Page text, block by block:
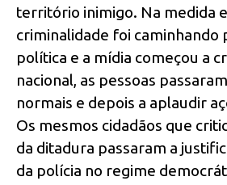
território inimigo. Na medida
criminalidade foi caminhando
política e a mídia começou a
nacional, as pessoas
normais e depois a aplaudir
Os mesmos cidadãos que
da ditadura passaram a
da polícia no regime